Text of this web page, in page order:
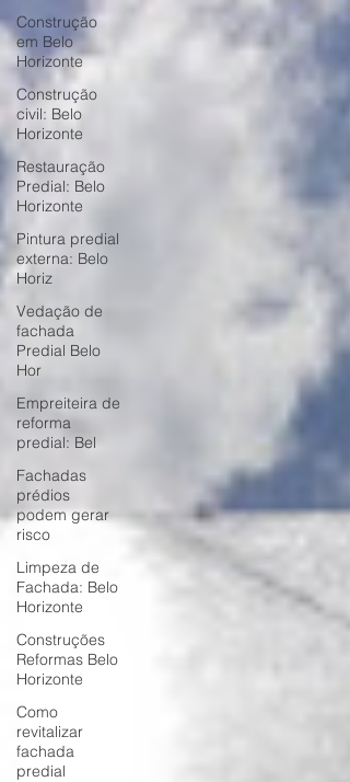
Construção
em Belo
Horizonte
Construção
civil: Belo
Horizonte
Restauração
Predial: Belo
Horizonte
Pintura predial
externa: Belo
Horiz
Vedação de
fachada
Predial Belo
Hor
Empreiteira de
reforma
predial: Bel
Fachadas
prédios
podem gerar
risco
Limpeza de
Fachada: Belo
Horizonte
Construções
Reformas Belo
Horizonte
Como
revitalizar
fachada
predial